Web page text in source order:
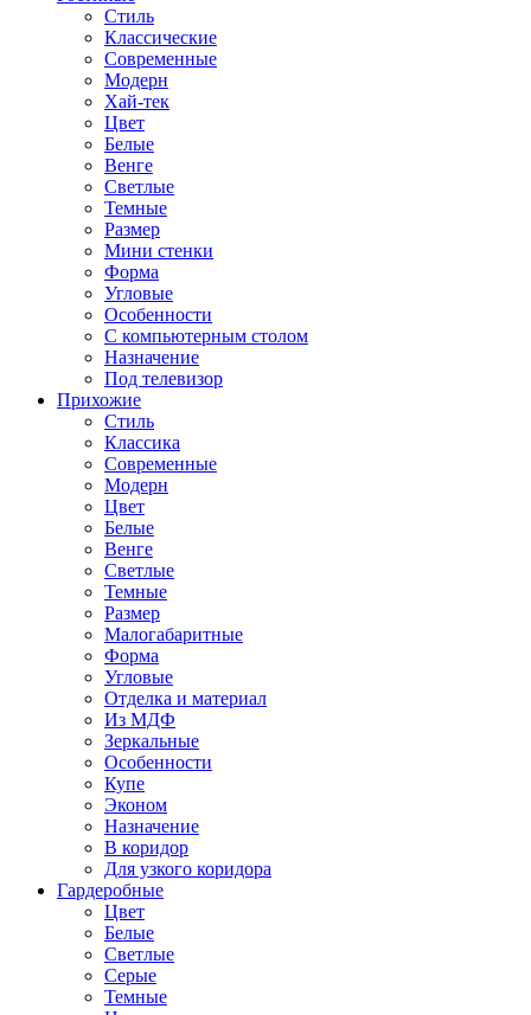
Стиль
Классические
Современные
Модерн
Хай-тек
Цвет
Белые
Венге
Светлые
Темные
Размер
Мини стенки
Форма
Угловые
Особенности
С компьютерным столом
Назначение
Под телевизор
Прихожие
Стиль
Классика
Современные
Модерн
Цвет
Белые
Венге
Светлые
Темные
Размер
Малогабаритные
Форма
Угловые
Отделка и материал
Из МДФ
Зеркальные
Особенности
Купе
Эконом
Назначение
В коридор
Для узкого коридора
Гардеробные
Цвет
Белые
Светлые
Серые
Темные